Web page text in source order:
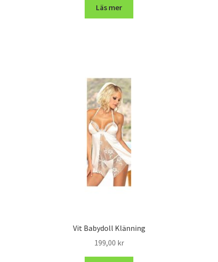
Läs mer
Vit Babydoll Klänning
199,00 kr